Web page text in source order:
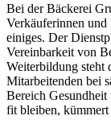
Bei der Bäckerei
Verkäuferinnen
einiges. Der
Vereinbarkeit von
Weiterbildung steht
Mitarbeitenden bei
Bereich
fit bleiben,